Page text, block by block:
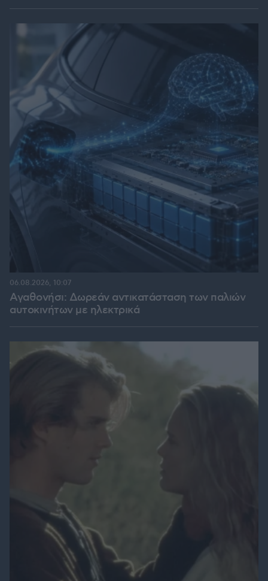
Αγαθονήσι: Δωρεάν αντικατάσταση των παλιών
αυτοκινήτων με ηλεκτρικά
06.08.2026, 10:07